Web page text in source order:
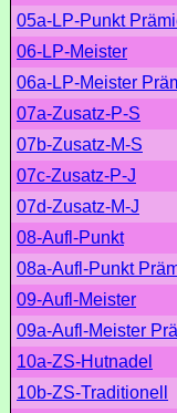
05a-LP-Punkt
06-LP-Meister
06a-LP-Meister
07a-Zusatz-P-S
07b-Zusatz-M-S
07c-Zusatz-P-J
07d-Zusatz-M-J
08-Aufl-Punkt
08a-Aufl-Punkt
09-Aufl-Meister
09a-Aufl-Meister
10a-ZS-Hutnadel
10b-ZS-Traditionell